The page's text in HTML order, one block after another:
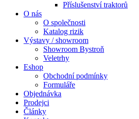
Příslušenství traktorů
O nás
O společnosti
Katalog rizik
Výstavy / showroom
Showroom Bystroň
Veletrhy
Eshop
Obchodní podmínky
Formuláře
Objednávka
Prodejci
Články